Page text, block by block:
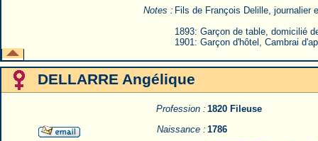
Notes : Fils de François Delille, journalier
1893: Garçon de table, domicilié
1901: Garçon d'hôtel, Cambrai
DELLARRE Angélique
Profession : 1820 Fileuse
Naissance : 1786